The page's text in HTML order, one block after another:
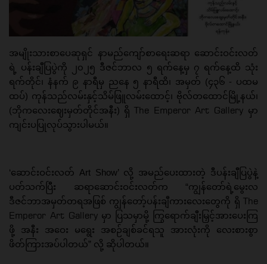
အမျိုးသားစာပေဆုရှင် နာမည်ကျော်စာရေးဆရာ ဆောင်းဝင်းလတ်
ရဲ့ ပန်းချီပြပွဲကို ၂၀၂၅ ဒီဇင်ဘာလ ၅ ရက်နေ့မှ ၇ ရက်နေ့ထိ သုံး
ရက်တိုင်၊ နံနက် ၉ နာရီမှ ညနေ ၅ နာရီထိ၊ အမှတ် (၄၃၆ - ပထမ
ထပ်) ကုန်သည်လမ်းနှင့်သိမ်ဖြူလမ်းထောင့်၊ ဗိုလ်တထောင်မြို့နယ်၊
(ဘိုကလေးဈေးမှတ်တိုင်အနီး) ရှိ The Emperor Art Gallery မှာ
ကျင်းပပြုလုပ်သွားပါမယ်။
‘ဆောင်းဝင်းလတ် Art Show’ လို့ အမည်ပေးထားတဲ့ ဒီပန်းချီပြပွဲနဲ့
ပတ်သက်ပြီး ဆရာဆောင်းဝင်းလတ်က “ကျွန်တော်ရဲ့မွေးလ
ဒီဇင်ဘာအမှတ်တရအဖြစ် ကျွန်တော့်ပန်းချီကားလေးတွေကို ရှိ The
Emperor Art Gallery မှာ ပြသမှာမို့ ကြွရောက်ချီးမြှင့်အားပေးကြ
ဖို့ အနီး အဝေး မရွေး အစဉ်ချစ်ခင်ရသူ အားလုံးကို လေးစားစွာ
ဖိတ်ကြားအပ်ပါတယ်” လို့ ဆိုပါတယ်။